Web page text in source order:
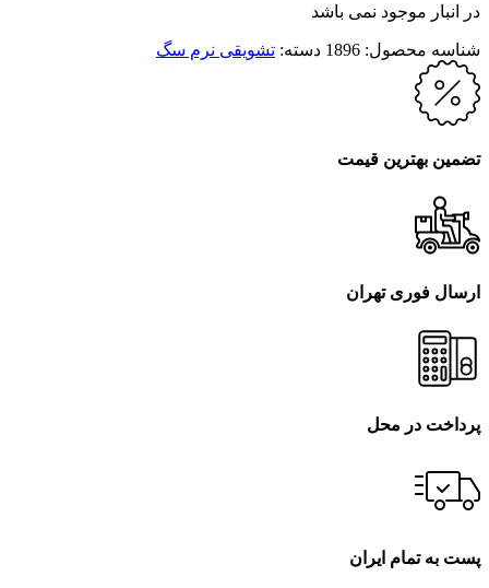
در انبار موجود نمی باشد
شناسه محصول: 1896 دسته: تشویقی نرم سگ
تضمین بهترین قیمت
ارسال فوری تهران
پرداخت در محل
پست به تمام ایران